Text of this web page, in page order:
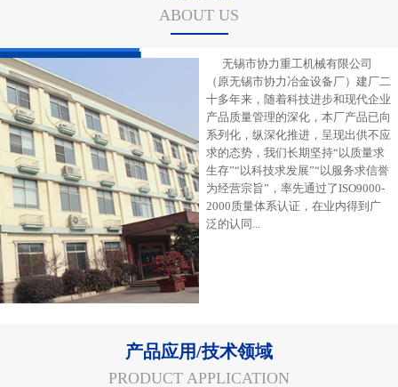
ABOUT US
无锡市协力重工机械有限公司
（原无锡市协力冶金设备厂）建厂二
十多年来，随着科技进步和现代企业
产品质量管理的深化，本厂产品已向
系列化，纵深化推进，呈现出供不应
求的态势，我们长期坚持“以质量求
生存”“以科技求发展”“以服务求信誉
为经营宗旨”，率先通过了ISO9000-
2000质量体系认证，在业内得到广
泛的认同...
产品应用/技术领域
PRODUCT APPLICATION